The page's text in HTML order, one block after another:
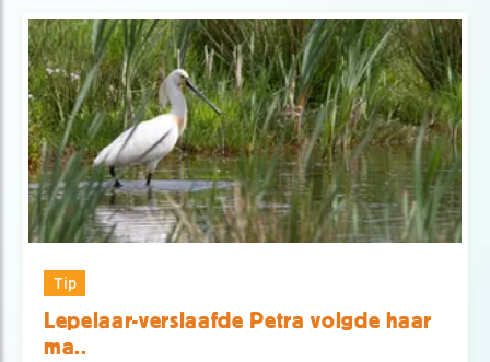
Tip
Lepelaar-verslaafde Petra volgde haar
ma..